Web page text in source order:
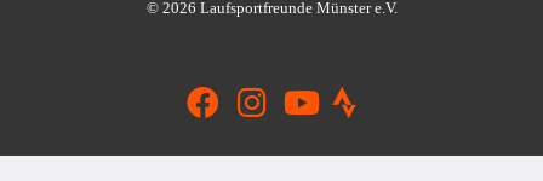
© 2026 Laufsportfreunde Münster e.V.